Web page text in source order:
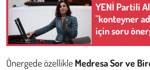
YENİ Partili
"konteyner
için soru
Önergede özellikleMedresa Sor ve
Günün İçinden
Vefat İlanları
Tarih